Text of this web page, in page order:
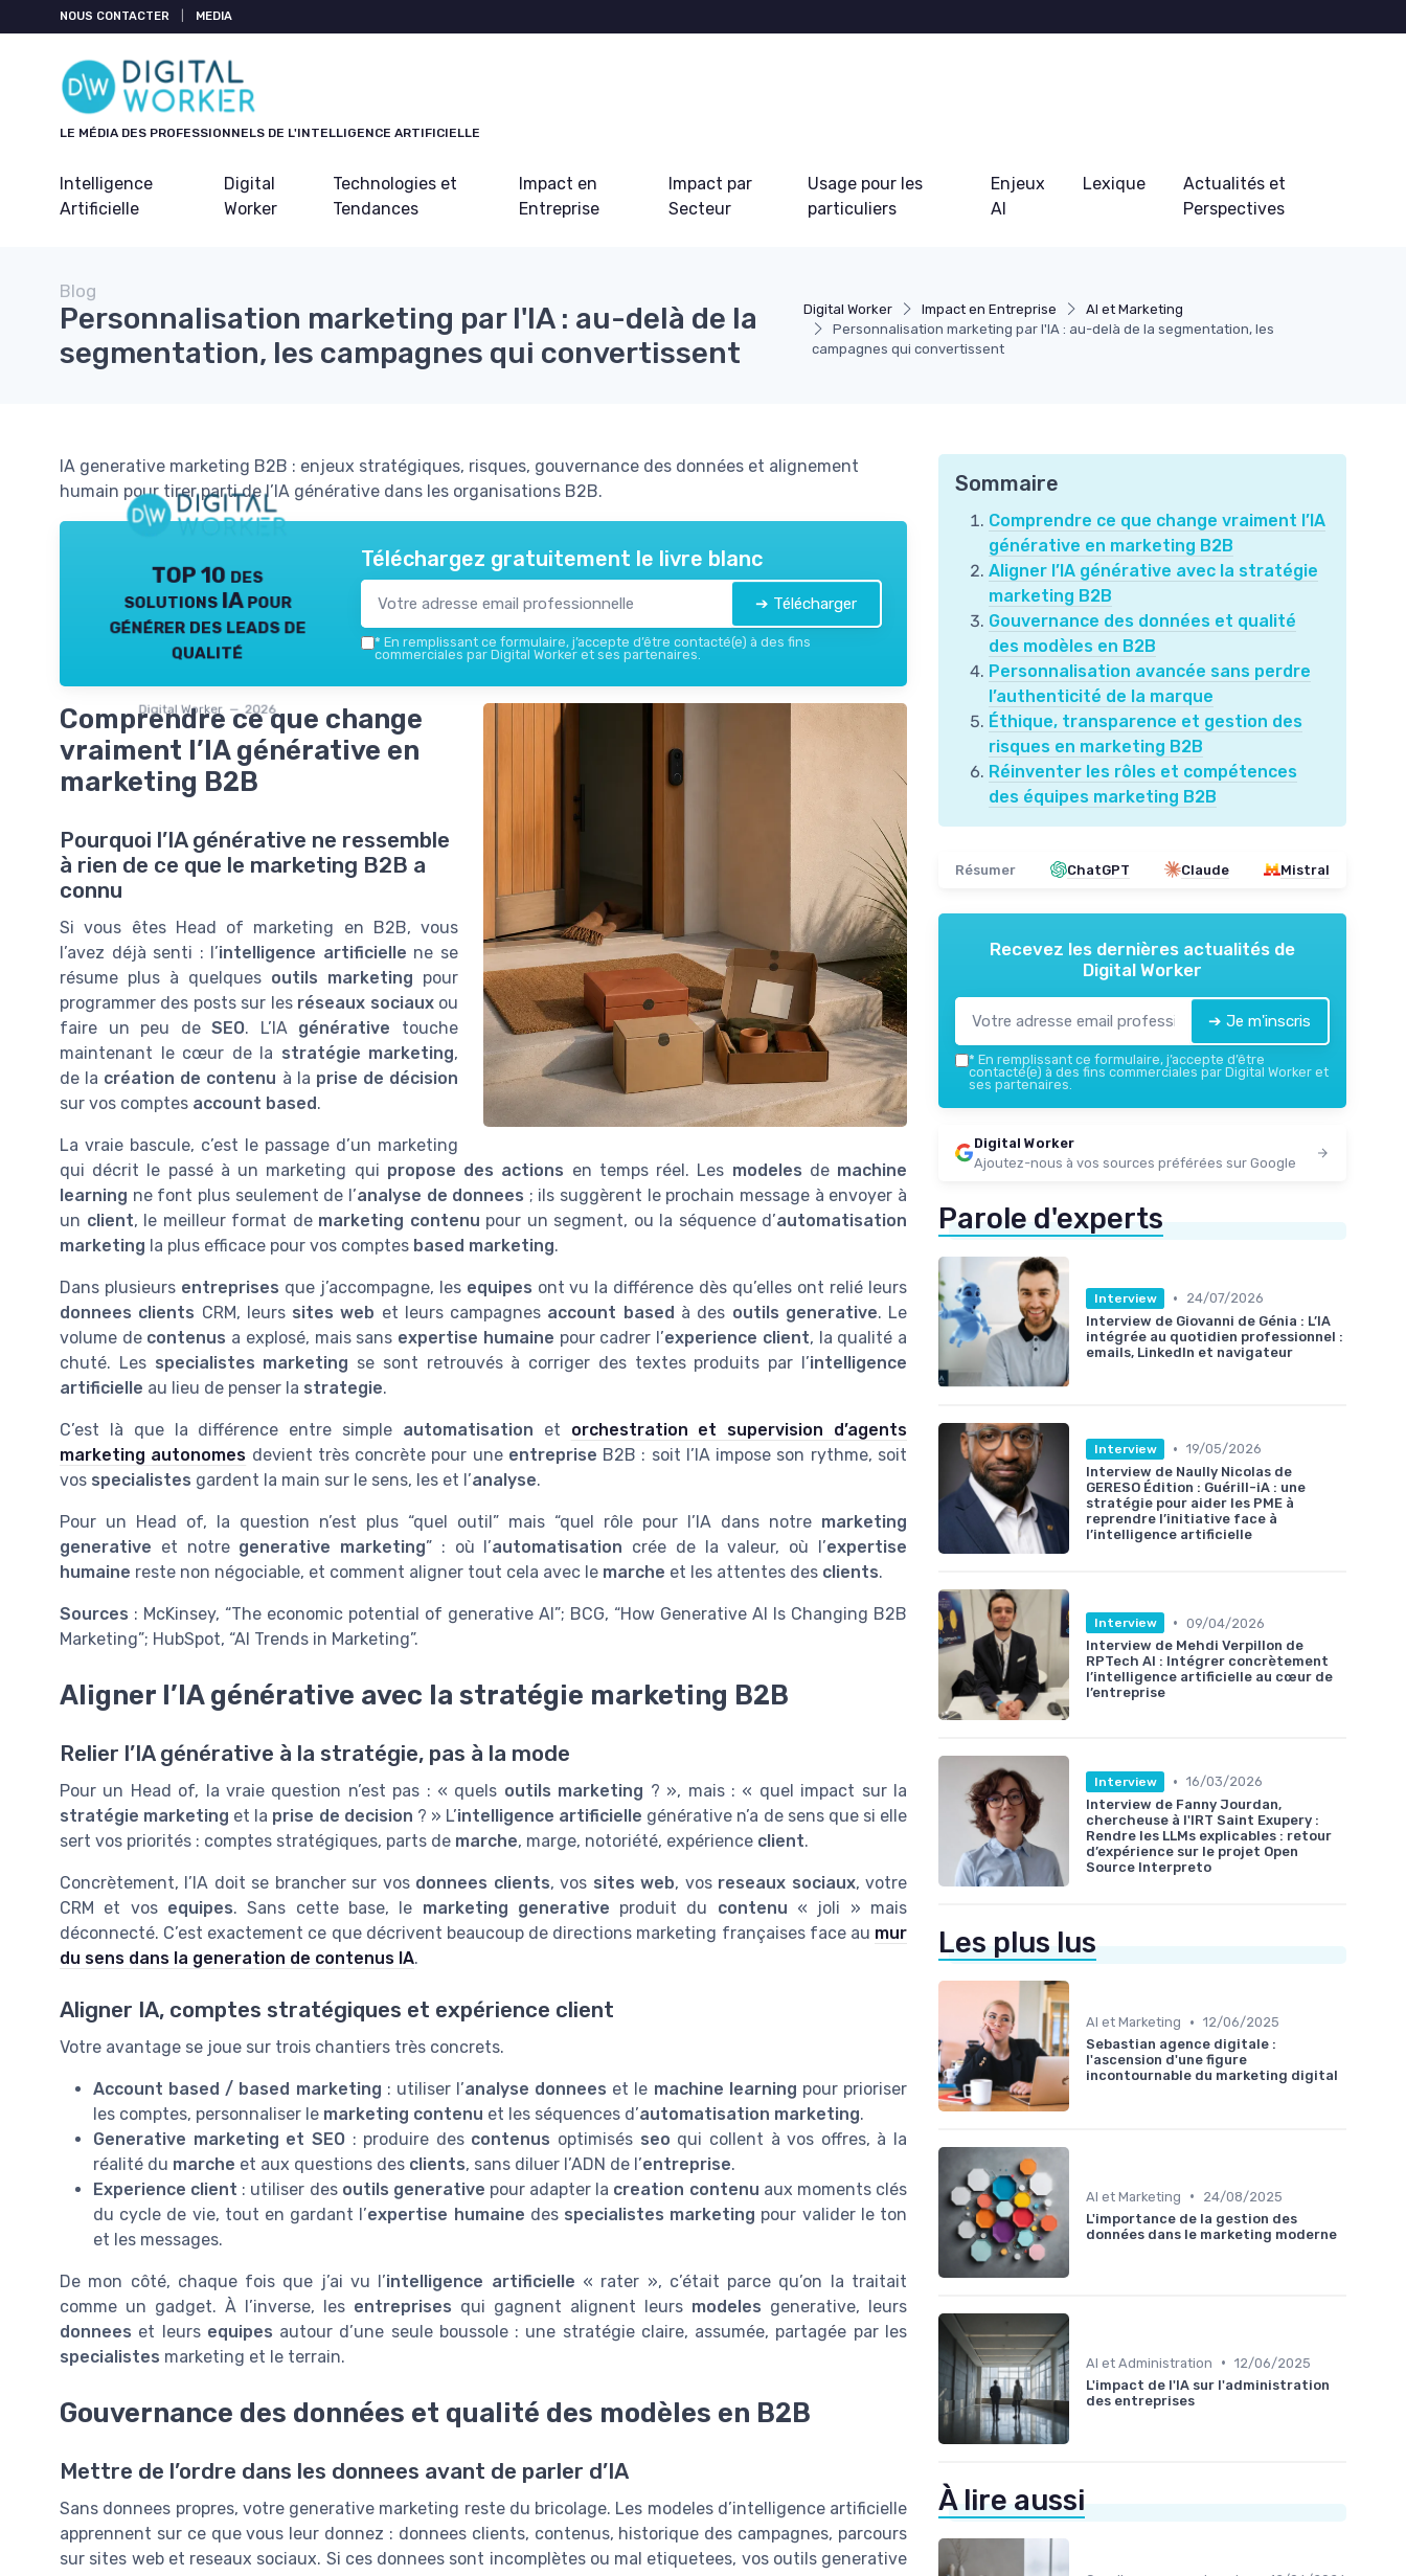
NOUS CONTACTER MEDIA
LE MÉDIA DES PROFESSIONNELS DE L'INTELLIGENCE ARTIFICIELLE
Intelligence
Artificielle
Digital
Worker
Technologies et
Tendances
Impact en
Entreprise
Impact par
Secteur
Usage pour les
particuliers
Enjeux
AI
Lexique
Actualités et
Perspectives
Digital Worker Impact en Entreprise
AI et Marketing
Personnalisation marketing par l'IA : au-delà de la segmentation, les
campagnes qui convertissent
Blog
Personnalisation marketing par l'IA : au-delà de la
segmentation, les campagnes qui convertissent
IA generative marketing B2B : enjeux stratégiques, risques, gouvernance des données et alignement
humain pour tirer parti de l’IA générative dans les organisations B2B.
TOP 10 des
solutions IA pour
générer des leads de
qualité
Digital Worker — 2026
Téléchargez gratuitement le livre blanc
➔ Télécharger
* En remplissant ce formulaire, j’accepte d’être contacté(e) à des fins
commerciales par Digital Worker et ses partenaires.
Comprendre ce que change
vraiment l’IA générative en
marketing B2B
Pourquoi l’IA générative ne ressemble
à rien de ce que le marketing B2B a
connu
Si vous êtes Head of marketing en B2B, vous
l’avez déjà senti : l’intelligence artificielle ne se
résume plus à quelques outils marketing pour
programmer des posts sur les réseaux sociauxou
faire un peu deSEO. L’IA générative touche
maintenant le cœur de la stratégie marketing,
de la création de contenu à la prise de décision
sur vos comptes account based.
La vraie bascule, c’est le passage d’un marketing
qui décrit le passé à un marketing qui propose des actions en temps réel. Les modeles de machine
learning ne font plus seulement de l’analyse de donnees ; ils suggèrent le prochain message à envoyer à
un client, le meilleur format de marketing contenu pour un segment, ou la séquence d’automatisation
marketing la plus efficace pour vos comptes based marketing.
Dans plusieurs entreprises que j’accompagne, les equipes ont vu la différence dès qu’elles ont relié leurs
donnees clients CRM, leurs sites web et leurs campagnes account based à des outils generative. Le
volume de contenus a explosé, mais sans expertise humaine pour cadrer l’experience client, la qualité a
chuté. Les specialistes marketing se sont retrouvés à corriger des textes produits par l’intelligence
artificielle au lieu de penser la strategie.
C’est là que la différence entre simple automatisation et orchestration et supervision d’agents
marketing autonomes devient très concrète pour une entreprise B2B : soit l’IA impose son rythme, soit
vos specialistes gardent la main sur le sens, les et l’analyse.
Pour un Head of, la question n’est plus “quel outil” mais “quel rôle pour l’IA dans notre marketing
generative et notre generative marketing” : où l’automatisation crée de la valeur, où l’expertise
humaine reste non négociable, et comment aligner tout cela avec le marche et les attentes des clients.
Sources : McKinsey, “The economic potential of generative AI”; BCG, “How Generative AI Is Changing B2B
Marketing”; HubSpot, “AI Trends in Marketing”.
Aligner l’IA générative avec la stratégie marketing B2B
Relier l’IA générative à la stratégie, pas à la mode
Pour un Head of, la vraie question n’est pas : « quels outils marketing ? », mais : « quel impact sur la
stratégie marketing et la prise de decision ? » L’intelligence artificielle générative n’a de sens que si elle
sert vos priorités : comptes stratégiques, parts de marche, marge, notoriété, expérience client.
Concrètement, l’IA doit se brancher sur vos donnees clients, vos sites web, vos reseaux sociaux, votre
CRM et vos equipes. Sans cette base, le marketing generative produit du contenu « joli » mais
déconnecté. C’est exactement ce que décrivent beaucoup de directions marketing françaises face au mur
du sens dans la generation de contenus IA.
Aligner IA, comptes stratégiques et expérience client
Votre avantage se joue sur trois chantiers très concrets.
Account based / based marketing : utiliser l’analyse donnees et le machine learning pour prioriser
les comptes, personnaliser le marketing contenu et les séquences d’automatisation marketing.
Generative marketing et SEO: produire des contenus optimisés seo qui collent à vos offres, à la
réalité du marche et aux questions des clients, sans diluer l’ADN de l’entreprise.
Experience client : utiliser des outils generative pour adapter la creation contenu aux moments clés
du cycle de vie, tout en gardant l’expertise humaine des specialistes marketing pour valider le ton
et les messages.
De mon côté, chaque fois que j’ai vu l’intelligence artificielle « rater », c’était parce qu’on la traitait
comme un gadget. À l’inverse, les entreprises qui gagnent alignent leurs modeles generative, leurs
donnees et leurs equipes autour d’une seule boussole : une stratégie claire, assumée, partagée par les
specialistes marketing et le terrain.
Gouvernance des données et qualité des modèles en B2B
Mettre de l’ordre dans les donnees avant de parler d’IA
Sans donnees propres, votre generative marketing reste du bricolage. Les modeles d’intelligence artificielle
apprennent sur ce que vous leur donnez : donnees clients, contenus, historique des campagnes, parcours
sur sites web et reseaux sociaux. Si ces donnees sont incomplètes ou mal etiquetees, vos outils generative
Sommaire
Comprendre ce que change vraiment l’IA
générative en marketing B2B
Aligner l’IA générative avec la stratégie
marketing B2B
Gouvernance des données et qualité
des modèles en B2B
Personnalisation avancée sans perdre
l’authenticité de la marque
Éthique, transparence et gestion des
risques en marketing B2B
Réinventer les rôles et compétences
des équipes marketing B2B
Résumer ChatGPT Claude Mistral
Recevez les dernières actualités de
Digital Worker
➔ Je m'inscris
* En remplissant ce formulaire, j’accepte d’être
contacté(e) à des fins commerciales par Digital Worker et
ses partenaires.
Digital Worker
Ajoutez-nous à vos sources préférées sur Google
Parole d'experts
Interview •
24/07/2026
Interview de Giovanni de Génia : L’IA
intégrée au quotidien professionnel :
emails, LinkedIn et navigateur
Interview • 19/05/2026
Interview de Naully Nicolas de
GERESO Édition : Guérill-iA : une
stratégie pour aider les PME à
reprendre l’initiative face à
l’intelligence artificielle
Interview • 09/04/2026
Interview de Mehdi Verpillon de
RPTech AI : Intégrer concrètement
l’intelligence artificielle au cœur de
l’entreprise
Interview • 16/03/2026
Interview de Fanny Jourdan,
chercheuse à l'IRT Saint Exupery :
Rendre les LLMs explicables : retour
d’expérience sur le projet Open
Source Interpreto
Les plus lus
AI et Marketing • 12/06/2025
Sebastian agence digitale :
l'ascension d'une figure
incontournable du marketing digital
AI et Marketing •
24/08/2025
L'importance de la gestion des
données dans le marketing moderne
AI et Administration • 12/06/2025
L'impact de l'IA sur l'administration
des entreprises
À lire aussi
Panneau de gestion des cookies